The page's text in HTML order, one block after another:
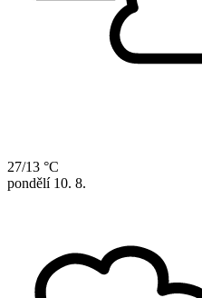
27/13 °C
pondělí 10. 8.